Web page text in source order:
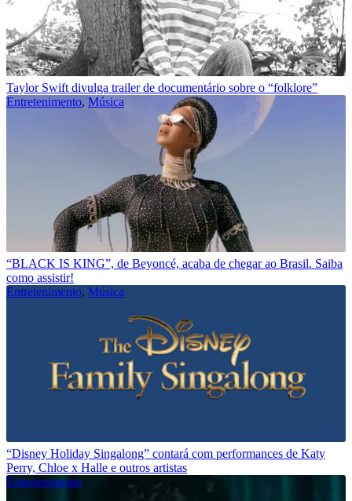
Taylor Swift divulga trailer de documentário sobre o “folklore”
Entretenimento, Música
“BLACK IS KING”, de Beyoncé, acaba de chegar ao Brasil. Saiba
como assistir!
Entretenimento, Música
“Disney Holiday Singalong” contará com performances de Katy
Perry, Chloe x Halle e outros artistas
Entretenimento